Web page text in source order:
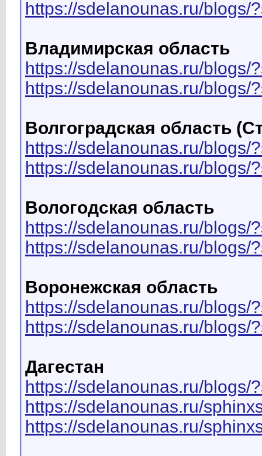
https://sdelanounas.ru/blogs/
Владимирская область
https://sdelanounas.ru/blogs/
https://sdelanounas.ru/blogs/
Волгоградская область
https://sdelanounas.ru/blogs/
https://sdelanounas.ru/blogs/
Вологодская область
https://sdelanounas.ru/blogs/
https://sdelanounas.ru/blogs/
Воронежская область
https://sdelanounas.ru/blogs/
https://sdelanounas.ru/blogs/
Дагестан
https://sdelanounas.ru/blogs/
https://sdelanounas.ru/
https://sdelanounas.ru/